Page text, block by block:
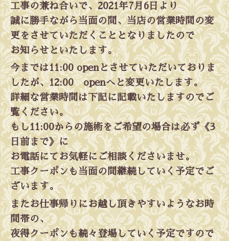
工事の兼ね合いで、2021年7月6日より
誠に勝手ながら当面の間、当店の営業時間の変
更をさせていただくこととなりましたので
お知らせといたします。
今までは11:00 openとさせていただいておりま
したが、12:00 openへと変更いたします。
詳細な営業時間は下記に記載いたしますのでご
覧ください。
もし11:00からの施術をご希望の場合は必ず《3
日前まで》に
お電話にてお気軽にご相談くださいませ。
工事クーポンも当面の間継続していく予定でご
ざいます。
またお仕事帰りにお越し頂きやすいようなお時
間帯の、
夜得クーポンも続々登場していく予定ですので